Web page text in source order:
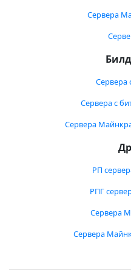
Сервера
Сервера
Сервера с
Сервера
РП
РПГ
Сервера
Сервера